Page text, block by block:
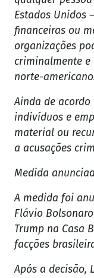
Estados Unidos
financeiras ou
organizações
criminalmente
norte-
Ainda de acordo
indivíduos e
material ou
a acusações
Medida
A medida foi
Flávio
Trump na Casa
facções
Após a decisão,